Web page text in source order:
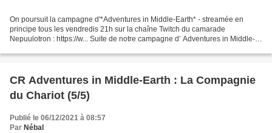
On poursuit la campagne d'*Adventures in Middle-Earth* - streamée en
principe tous les vendredis 21h sur la chaîne Twitch du camarade
Nepuulotron : https://w... Suite de notre campagne d’ Adventures in Middle-
CR Adventures in Middle-Earth : La Compagnie
du Chariot (5/5)
Publié le 06/12/2021 à 08:57
Par Nébal